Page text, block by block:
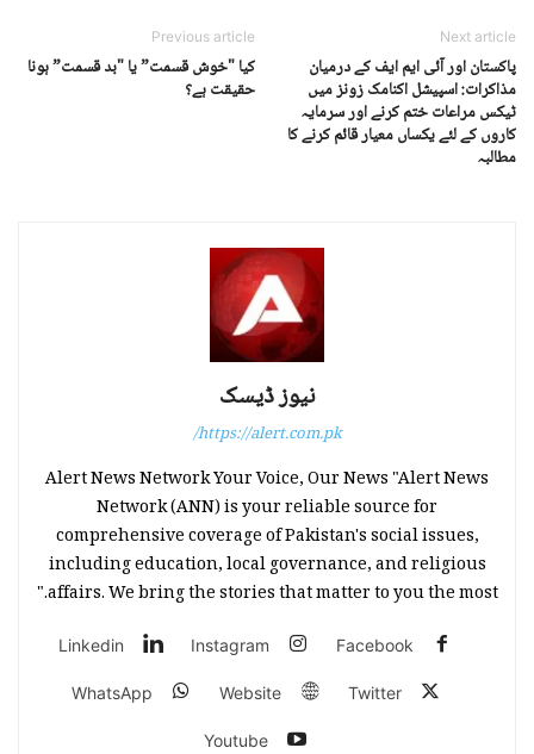
Previous article
کیا "خوش قسمت” یا "بد قسمت” ہونا
حقیقت ہے؟
Next article
پاکستان اور آئی ایم ایف کے درمیان
مذاکرات: اسپیشل اکنامک زونز میں
ٹیکس مراعات ختم کرنے اور سرمایہ
کاروں کے لئے یکساں معیار قائم کرنے کا
مطالبہ
نیوز ڈیسک
https://alert.com.pk/
Alert News Network Your Voice, Our News "Alert News
Network (ANN) is your reliable source for
comprehensive coverage of Pakistan's social issues,
including education, local governance, and religious
affairs. We bring the stories that matter to you the most."
Facebook
Instagram
Linkedin
Twitter
Website
WhatsApp
Youtube